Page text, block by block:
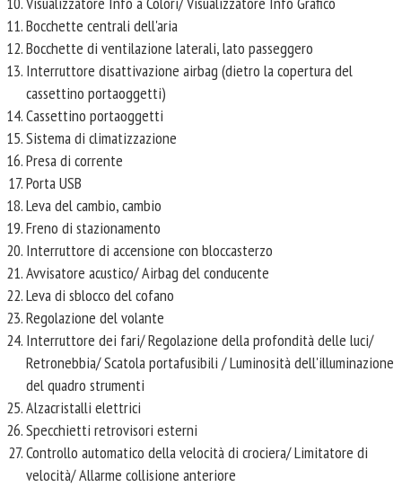
Bocchette centrali dell'aria
Bocchette di ventilazione laterali, lato passeggero
Interruttore disattivazione airbag (dietro la copertura del
cassettino portaoggetti)
Cassettino portaoggetti
Sistema di climatizzazione
Presa di corrente
Porta USB
Leva del cambio, cambio
Freno di stazionamento
Interruttore di accensione con bloccasterzo
Avvisatore acustico/ Airbag del conducente
Leva di sblocco del cofano
Regolazione del volante
Interruttore dei fari/ Regolazione della profondità delle luci/
Retronebbia/ Scatola portafusibili / Luminosità dell'illuminazione
del quadro strumenti
Alzacristalli elettrici
Specchietti retrovisori esterni
Controllo automatico della velocità di crociera/ Limitatore di
velocità/ Allarme collisione anteriore